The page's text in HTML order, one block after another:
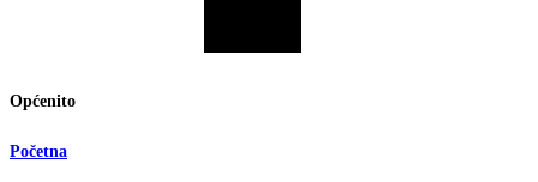
Općenito
Početna